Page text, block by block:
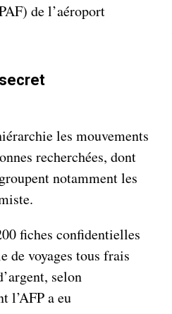
de l’aéroport
les mouvements
recherchées, dont
notamment les
fiches confidentielles
de voyages tous frais
selon
l’AFP a eu